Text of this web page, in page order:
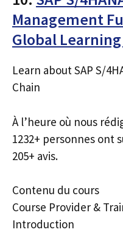
Management
Global
Learn about SAP S/
Chain
À l’heure où nous
1232+ personnes ont
205+ avis.
Contenu du cours
Course Provider &
Introduction